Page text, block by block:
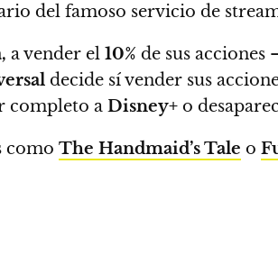
del famoso servicio de
a vender el 10% de sus
decide sí vender sus
completo a Disney+ o
como The Handmaid’s Tale o